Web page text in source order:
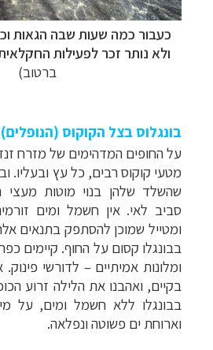
כעבור כמה שעות שבה הגאות
ולא נותר זכר לפעילות
ברטוב)
בונגלוס בצל הקוקוס (הנופלים)
על החופים המדהימים של מזרח
מטעי קוקוס רבים, כל עץ ובעליו.
שהשלד שלהן בנוי מוטות מעצי
סביב לאי. אין חשמל ומים
ומטייל שמוכן להסתפק בתנאים
בבונגלו קסום על החוף. קיימים
ומלונות אמיתיים– לדורשי פינוק.
בבונגלו ללא חשמל ומים, על
וארוחת ים פשוטה ונפלאה.